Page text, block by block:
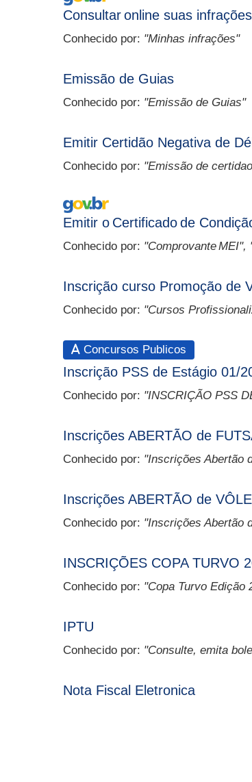
Consultar online suas
Conhecido por: "Minhas infrações"
Emissão de Guias
Conhecido por: "Emissão de Guias"
Emitir Certidão Negativa de
Conhecido por: "Emissão de
Serviço Externo
Emitir o Certificado de
Conhecido por: "Comprovante MEI",
Inscrição curso Promoção de
Conhecido por: "Cursos
Concursos Publicos
Inscrição PSS de Estágio 01/
Conhecido por: "INSCRIÇÃO PSS
Inscrições ABERTÃO de
Conhecido por: "Inscrições Abertão
Inscrições ABERTÃO de
Conhecido por: "Inscrições Abertão
INSCRIÇÕES COPA TURVO
Conhecido por: "Copa Turvo Edição
IPTU
Conhecido por: "Consulte, emita
Nota Fiscal Eletronica